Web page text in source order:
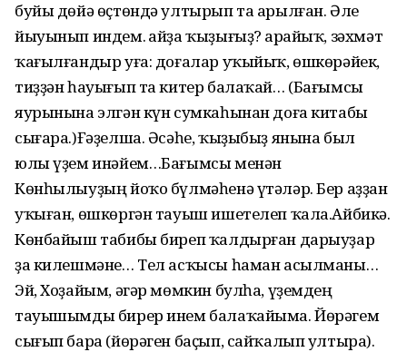
буйы дөйә өҫтөндә ултырып та арылған. Әле
йыуынып индем. Ҡайҙа ҡыҙығыҙ? Ҡарайыҡ, зәхмәт
ҡағыл­ғандыр уға: доғалар уҡыйыҡ, өш­көрәйек,
тиҙҙән һауығып та китер балаҡай… (Бағымсы
яурынына элгән күн сумкаһынан доға китабы
сығара.)Ғәҙелша. Әсәһе, ҡыҙыбыҙ янына был
юлы үҙем инәйем…Бағымсы менән
Көнһылыуҙың йоҡо бүлмәһенә үтәләр. Бер аҙҙан
уҡыған, өшкөргән тауыш ишетелеп ҡала.Айбикә.
Көнбайыш табибы биреп ҡалдырған дарыуҙар
ҙа килешмәне… Тел асҡысы һаман асылманы…
Эй, Хоҙайым, әгәр мөмкин булһа, үҙемдең
тауышымды бирер инем балаҡайыма. Йөрәгем
сығып бара (йөрәген баҫып, сайҡалып ултыра).